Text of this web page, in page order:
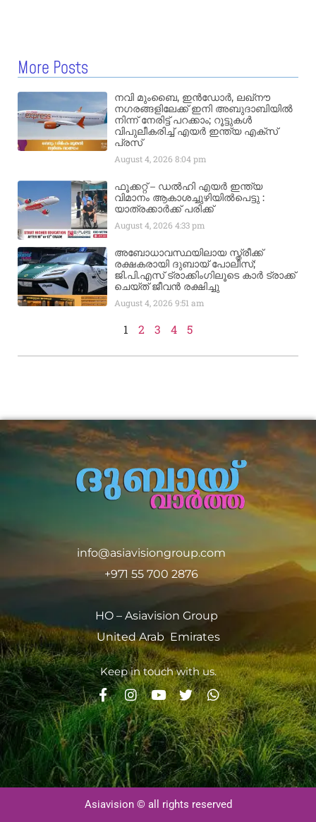
More Posts
നവി മുംബൈ, ഇൻഡോർ, ലഖ്നൗ
നഗരങ്ങളിലേക്ക് ഇനി അബുദാബിയിൽ
നിന്ന് നേരിട്ട് പറക്കാം; റൂട്ടുകൾ
വിപുലീകരിച്ച് എയർ ഇന്ത്യ എക്സ്
പ്രസ്
August 4, 20268:04 pm
ഫൂക്കറ്റ് – ഡൽഹി എയര്‍ ഇന്ത്യ
വിമാനം ആകാശച്ചുഴിയില്‍പെട്ടു :
യാത്രക്കാര്‍ക്ക് പരിക്ക്
August 4, 20264:33 pm
അബോധാവസ്ഥയിലായ സ്ത്രീക്ക്
രക്ഷകരായി ദുബായ് പോലീസ്;
ജി.പി.എസ് ട്രാക്കിംഗിലൂടെ കാർ ട്രാക്ക്
ചെയ്ത് ജീവൻ രക്ഷിച്ചു
August 4, 20269:51 am
1 2 3 4 5
info@asiavisiongroup.com
+971 55 700 2876
HO – Asiavision Group
United Arab Emirates
Keep in touch with us.
Asiavision © all rights reserved